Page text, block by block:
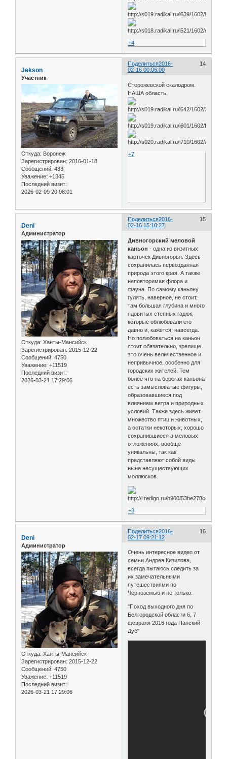
+4
Поделиться 14
2016-
02-16 00:06:00
Jekson
Участник
Откуда: Воронеж
Зарегистрирован: 2016-01-18
Сообщений: 433
Уважение: +1345
Последний визит:
2026-02-09 20:08:01
Сторожевской скалодром.
НАША область.
+7
Поделиться 15
2016-
02-16 15:10:27
Deni
Администратор
Откуда: Ханты-Мансийск
Зарегистрирован: 2015-12-22
Сообщений: 4750
Уважение: +11519
Последний визит:
2026-03-21 17:29:06
Дивногорский меловой
каньон - одна из визитных
карточек Дивногорья. Здесь
сохранилась первозданная
природа этого края. А также
неповторимая флора и
фауна. По самому каньону
гулять, наверное, не стоит,
там большая глубина и много
ядовитых степных гадюк,
которые облюбовали его
давно и, кажется, навсегда.
Но полюбоваться на каньон
стоит обязательно, зрелище
это очень величественное и
непривычное, особенно для
городских жителей. Тем
более что на берегах каньона
есть замысловатые фигуры,
образовавшиеся под
влиянием ветра и природных
условий. Также здесь живет
множество птиц и животных,
а остатки некоторых, хорошо
сохранившиеся в меловых
отложениях, вообще
уникальны, так как
представляют собой виды
ныне несуществующих
моллюсков.
+3
Поделиться 16
2016-
02-17 09:21:12
Deni
Администратор
Откуда: Ханты-Мансийск
Зарегистрирован: 2015-12-22
Сообщений: 4750
Уважение: +11519
Последний визит:
2026-03-21 17:29:06
Очень интересное видео от
семьи Андрея Кизилова,
всегда пытаюсь следить за
их замечательными
путешествиями по
Черноземью и не только.
"Поход выходного дня по
Белгородской области 6, 7
февраля 2016 года Панский
Дуб"